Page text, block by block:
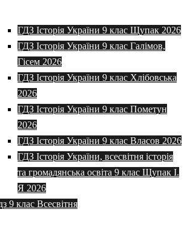
ГДЗ Історія України 9 клас Щупак 2026
ГДЗ Історія України 9 клас Галімов,
Гісем 2026
ГДЗ Історія України 9 клас Хлібовська
2026
ГДЗ Історія України 9 клас Пометун
2026
ГДЗ Історія України 9 клас Власов 2026
ГДЗ Історія України, всесвітня історія
та громадянська освіта 9 клас Щупак І.
Я 2026
9 клас Всесвітня